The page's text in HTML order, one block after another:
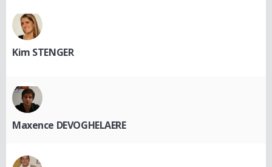
Kim STENGER
Maxence DEVOGHELAERE